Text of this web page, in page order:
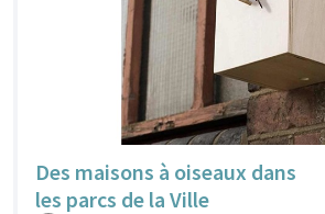
Des maisons à oiseaux dans
les parcs de la Ville